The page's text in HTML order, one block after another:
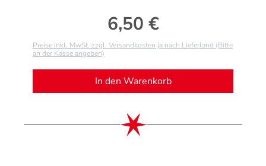
Regulärer Preis:
6,50 €
Preise inkl. MwSt. zzgl. Versandkosten ja nach Lieferland (Bitte
an der Kasse angeben)
In den Warenkorb